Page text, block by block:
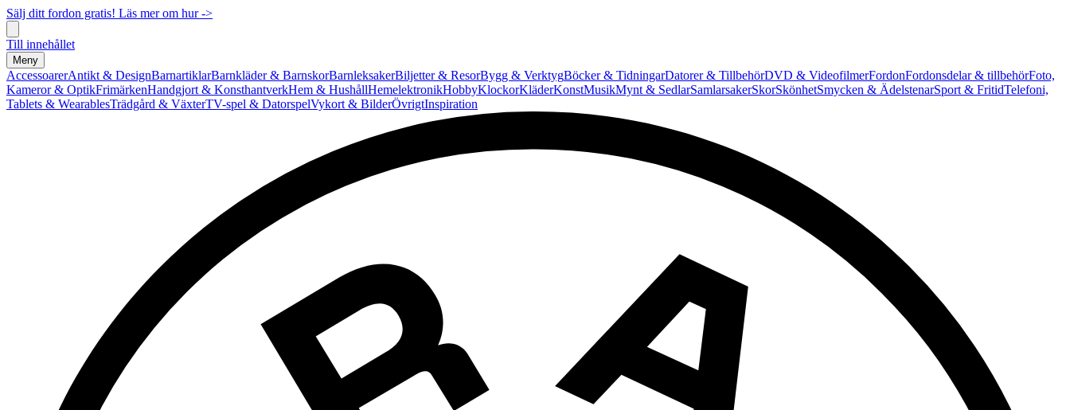
Sälj ditt fordon gratis! Läs mer om hur ->
Till innehållet
Meny
AccessoarerAntikt & DesignBarnartiklarBarnkläder & BarnskorBarnleksakerBiljetter & ResorBygg & VerktygBöcker & TidningarDatorer & TillbehörDVD & VideofilmerFordonFordonsdelar & tillbehörFoto,
Kameror & OptikFrimärkenHandgjort & KonsthantverkHem & HushållHemelektronikHobbyKlockorKläderKonstMusikMynt & SedlarSamlarsakerSkorSkönhetSmycken & ÄdelstenarSport & FritidTelefoni,
Tablets & WearablesTrädgård & VäxterTV-spel & DatorspelVykort & BilderÖvrigtInspiration